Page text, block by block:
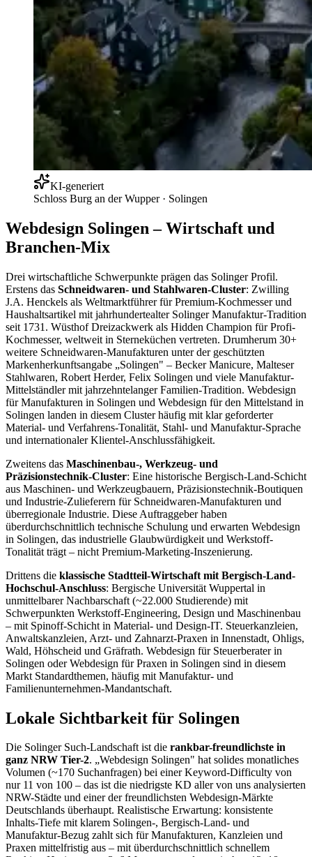
KI-generiert
Schloss Burg an der Wupper· Solingen
Webdesign Solingen – Wirtschaft und
Branchen-Mix
Drei wirtschaftliche Schwerpunkte prägen das Solinger Profil.
Erstens das Schneidwaren- und Stahlwaren-Cluster: Zwilling
J.A. Henckels als Weltmarktführer für Premium-Kochmesser und
Haushaltsartikel mit jahrhundertealter Solinger Manufaktur-Tradition
seit 1731. Wüsthof Dreizackwerk als Hidden Champion für Profi-
Kochmesser, weltweit in Sterneküchen vertreten. Drumherum 30+
weitere Schneidwaren-Manufakturen unter der geschützten
Markenherkunftsangabe „Solingen" – Becker Manicure, Malteser
Stahlwaren, Robert Herder, Felix Solingen und viele Manufaktur-
Mittelständler mit jahrzehntelanger Familien-Tradition. Webdesign
für Manufakturen in Solingen und Webdesign für den Mittelstand in
Solingen landen in diesem Cluster häufig mit klar geforderter
Material- und Verfahrens-Tonalität, Stahl- und Manufaktur-Sprache
und internationaler Klientel-Anschlussfähigkeit.
Zweitens das Maschinenbau-, Werkzeug- und
Präzisionstechnik-Cluster: Eine historische Bergisch-Land-Schicht
aus Maschinen- und Werkzeugbauern, Präzisionstechnik-Boutiquen
und Industrie-Zulieferern für Schneidwaren-Manufakturen und
überregionale Industrie. Diese Auftraggeber haben
überdurchschnittlich technische Schulung und erwarten Webdesign
in Solingen, das industrielle Glaubwürdigkeit und Werkstoff-
Tonalität trägt – nicht Premium-Marketing-Inszenierung.
Drittens die klassische Stadtteil-Wirtschaft mit Bergisch-Land-
Hochschul-Anschluss: Bergische Universität Wuppertal in
unmittelbarer Nachbarschaft (~22.000 Studierende) mit
Schwerpunkten Werkstoff-Engineering, Design und Maschinenbau
– mit Spinoff-Schicht in Material- und Design-IT. Steuerkanzleien,
Anwaltskanzleien, Arzt- und Zahnarzt-Praxen in Innenstadt, Ohligs,
Wald, Höhscheid und Gräfrath. Webdesign für Steuerberater in
Solingen oder Webdesign für Praxen in Solingen sind in diesem
Markt Standardthemen, häufig mit Manufaktur- und
Familienunternehmen-Mandantschaft.
Lokale Sichtbarkeit für Solingen
Die Solinger Such-Landschaft ist die rankbar-freundlichste in
ganz NRW Tier-2. „Webdesign Solingen" hat solides monatliches
Volumen (~170 Suchanfragen) bei einer Keyword-Difficulty von
nur 11 von 100 – das ist die niedrigste KD aller von uns analysierten
NRW-Städte und einer der freundlichsten Webdesign-Märkte
Deutschlands überhaupt. Realistische Erwartung: konsistente
Inhalts-Tiefe mit klarem Solingen-, Bergisch-Land- und
Manufaktur-Bezug zahlt sich für Manufakturen, Kanzleien und
Praxen mittelfristig aus – mit überdurchschnittlich schnellem